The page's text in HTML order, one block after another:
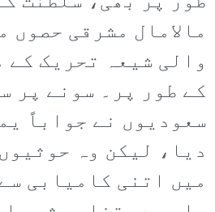
مالامال مشرقی حصوں
والی شیعہ تحریک
کے طور پر۔ سونے پر
سعودیوں نے جواباً
دیا، لیکن وہ
میں اتنی کامیابی